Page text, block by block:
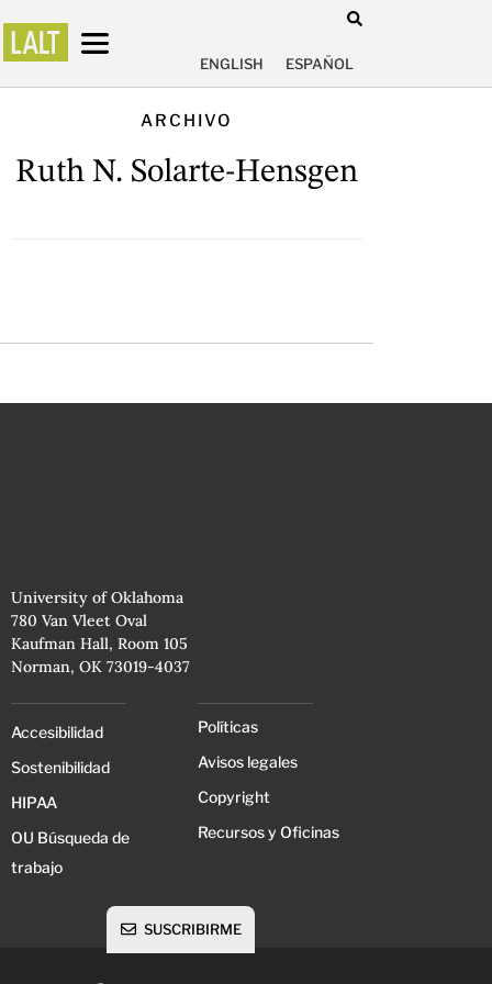
ENGLISH ESPAÑOL
ARCHIVO
Ruth N. Solarte-Hensgen
University of Oklahoma
780 Van Vleet Oval
Kaufman Hall, Room 105
Norman, OK 73019-4037
Accesibilidad
Sostenibilidad
HIPAA
OU Búsqueda de
trabajo
Políticas
Avisos legales
Copyright
Recursos y Oficinas
SUSCRIBIRME